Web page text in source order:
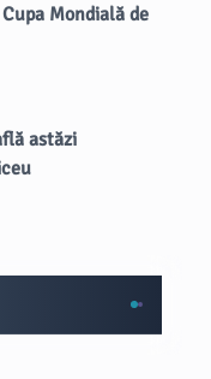
Mondială de
astăzi